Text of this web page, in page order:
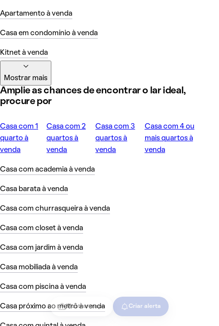
Mostrar mapa Criar alerta
Apartamento à venda
Casa em condomínio à venda
Kitnet à venda
Mostrar mais
Amplie as chances de encontrar o lar ideal,
procure por
Casa com 1
quarto à
venda
Casa com 2
quartos à
venda
Casa com 3
quartos à
venda
Casa com 4 ou
mais quartos à
venda
Casa com academia à venda
Casa barata à venda
Casa com churrasqueira à venda
Casa com closet à venda
Casa com jardim à venda
Casa mobiliada à venda
Casa com piscina à venda
Casa próximo ao metrô à venda